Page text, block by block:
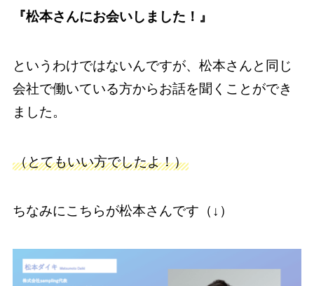
『松本さんにお会いしました！』
というわけではないんですが、松本さんと同じ
会社で働いている方からお話を聞くことができ
ました。
（とてもいい方でしたよ！）
ちなみにこちらが松本さんです（↓）